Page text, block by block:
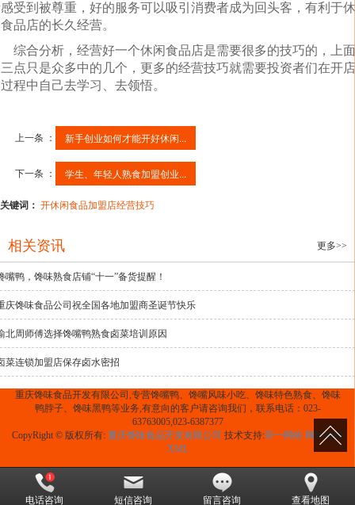
受到被尊重，好的服务可以吸引消费者成为回头客，有利于休
品店的长久经营。
分析，经营好一个休闲食品店是需要很多的技巧的，上面
点只是众多中的几个，更多的经营技巧就需要投资者们在开店
程中自己去学习、去领悟。
上一条 ： 新手创业如何才能开好休闲...
下一条 ： 学生、年轻人熟食加盟创业...
关键词： 开休闲食品加盟店经营技巧
相关资讯 更多>>
嘴鸭，馋味熟食店铺“十一”备货提醒！
庆馋味食品公司祝全国各地加盟商圣诞节快乐
北周师傅选择馋嘴鸭熟食卤菜培训原因
菜连锁加盟店保存卤水密招
重庆馋味食品开发有限公司,专营馋嘴鸭、馋嘴风味小吃、馋味特色熟食、馋味
鸭脖子、馋味黑鸭等业务,有意向的客户请咨询我们，联系电话：023-
63763005,023-6387377
CopyRight © 版权所有: 重庆馋味食品开发有限公司 技术支持:帝一网络 网站地图
XML
电话咨询 短信咨询 留言咨询 查看地图